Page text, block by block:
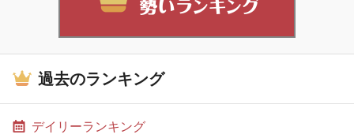
過去のランキング
デイリーランキング